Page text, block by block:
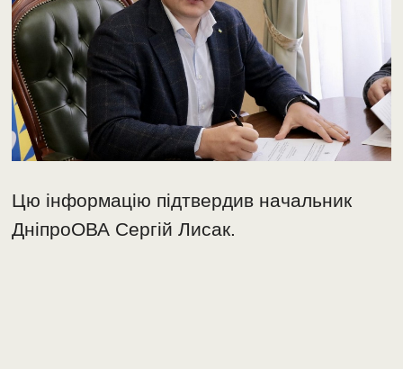
Цю інформацію підтвердив начальник
ДніпроОВА Сергій Лисак.